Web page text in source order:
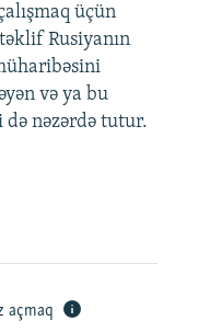
üçün
Rusiyanın
və ya bu
nəzərdə tutur.
açmaq